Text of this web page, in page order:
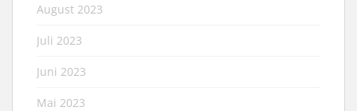
August 2023
Juli 2023
Juni 2023
Mai 2023